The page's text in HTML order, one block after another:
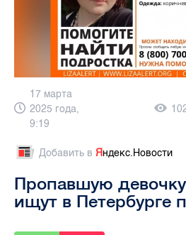
17 марта
2025 года,
9:19
Добавить в Яндекс.Новости
Пропавшую
ищут в Петербурге